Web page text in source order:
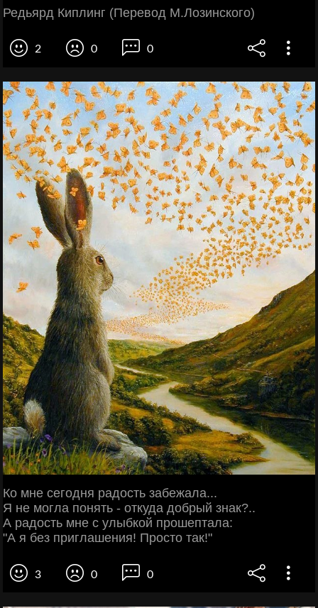
Редьярд Киплинг (Перевод М.Лозинского)
2 0 0
Ко мне сегодня радость забежала...
Я не могла понять - откуда добрый знак?..
А радость мне с улыбкой прошептала:
"А я без приглашения! Просто так!"
3 0 0